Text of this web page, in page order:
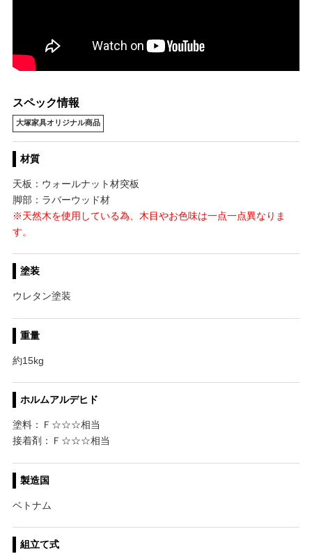
スペック情報
大塚家具オリジナル商品
材質
天板：ウォールナット材突板
脚部：ラバーウッド材
※天然木を使用している為、木目やお色味は一点一点異なりま
す。
塗装
ウレタン塗装
重量
約15kg
ホルムアルデヒド
塗料：Ｆ☆☆☆相当
接着剤：Ｆ☆☆☆相当
製造国
ベトナム
組立て式